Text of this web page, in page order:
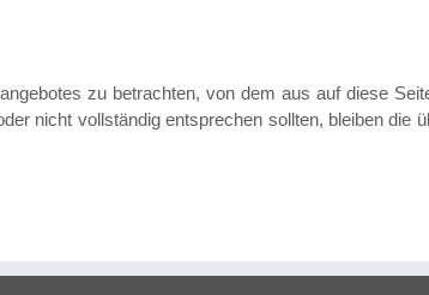
zu betrachten, von dem aus auf diese
nicht vollständig entsprechen sollten, bleiben die